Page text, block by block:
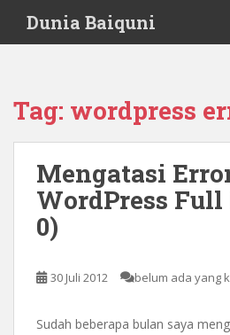
i
Dunia Baiquni
Tag: wordpress
Mengatasi
WordPress Full
0)
30 Juli 2012 belum ada yang
Sudah beberapa bulan saya